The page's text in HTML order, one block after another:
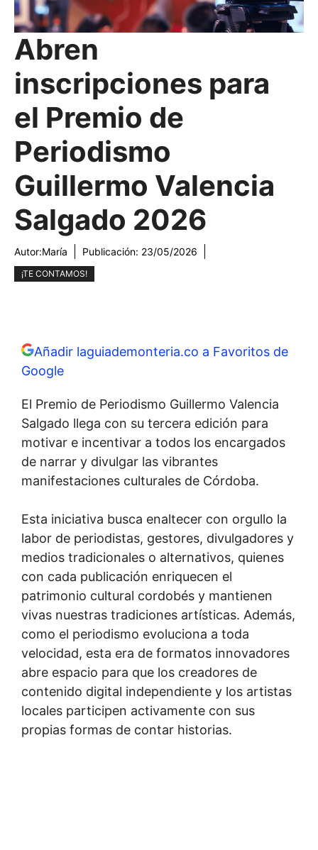
Abren
inscripciones para
el Premio de
Periodismo
Guillermo Valencia
Salgado 2026
Autor:María Publicación: 23/05/2026
¡TE CONTAMOS!
Añadir laguiademonteria.co a Favoritos de
Google
El Premio de Periodismo Guillermo Valencia
Salgado llega con su tercera edición para
motivar e incentivar a todos los encargados
de narrar y divulgar las vibrantes
manifestaciones culturales de Córdoba.
Esta iniciativa busca enaltecer con orgullo la
labor de periodistas, gestores, divulgadores y
medios tradicionales o alternativos, quienes
con cada publicación enriquecen el
patrimonio cultural cordobés y mantienen
vivas nuestras tradiciones artísticas. Además,
como el periodismo evoluciona a toda
velocidad, esta era de formatos innovadores
abre espacio para que los creadores de
contenido digital independiente y los artistas
locales participen activamente con sus
propias formas de contar historias.